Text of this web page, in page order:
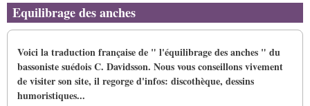
enlaces
de
a
la
navegación
Equilibrage des anches
Voici la traduction française de " l'équilibrage des anches " du
bassoniste suédois C. Davidsson. Nous vous conseillons vivement
de visiter son site, il regorge d'infos: discothèque, dessins
humoristiques...